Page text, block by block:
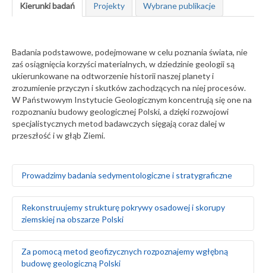
Kierunki badań Projekty Wybrane publikacje
Badania podstawowe, podejmowane w celu poznania świata, nie
zaś osiągnięcia korzyści materialnych, w dziedzinie geologii są
ukierunkowane na odtworzenie historii naszej planety i
zrozumienie przyczyn i skutków zachodzących na niej procesów.
W Państwowym Instytucie Geologicznym koncentrują się one na
rozpoznaniu budowy geologicznej Polski, a dzięki rozwojowi
specjalistycznych metod badawczych sięgają coraz dalej w
przeszłość i w głąb Ziemi.
Prowadzimy badania sedymentologiczne i stratygraficzne
występujących na obszarze Polski i Europy, zarówno na
powierzchni ziemi, jak i głęboko pod nią
Za pomocą badań makrofaunistycznych,
makroflorystycznych, mikro- i makroplaeontologicznych
oraz palinologicznych określamy wiek skał
Tworzymy podziały litostratygraficzne stratygrafii
Rekonstruujemy strukturę pokrywy osadowej i skorupy
ziemskiej na obszarze Polski
podstawie analizy strukturalnej w odsłonięciach
powierzchniowych i otworach wiertniczych
Za pomocą metod geofizycznych rozpoznajemy wgłębną
budowę geologiczną Polski